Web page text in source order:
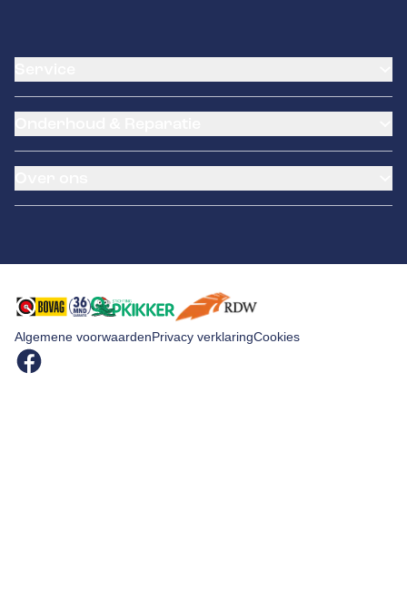
Banden service
Pechhulp
Schade en reparatie
Algemene voorwaardenPrivacy verklaringCookies